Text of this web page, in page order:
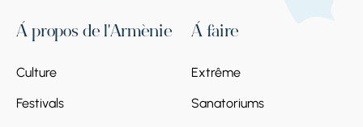
À propos de l'Arménie
Culture
Festivals
À faire
Extrême
Sanatoriums